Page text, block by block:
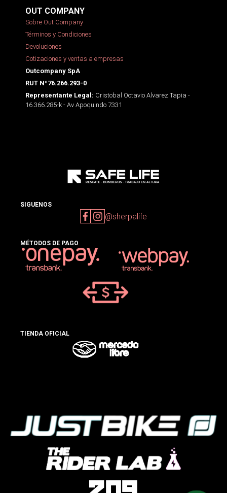
OUT COMPANY
Sobre Out Company
Términos y Condiciones
Devoluciones
Cotizaciones y ventas a empresas
Outcompany SpA
RUT Nº76.266.293-0
Representante Legal: Cristobal Octavio Alvarez Tapia -
16.366.285-k - Av Apoquindo 7331
SIGUENOS
@sherpalife
MÉTODOS DE PAGO
TIENDA OFICIAL